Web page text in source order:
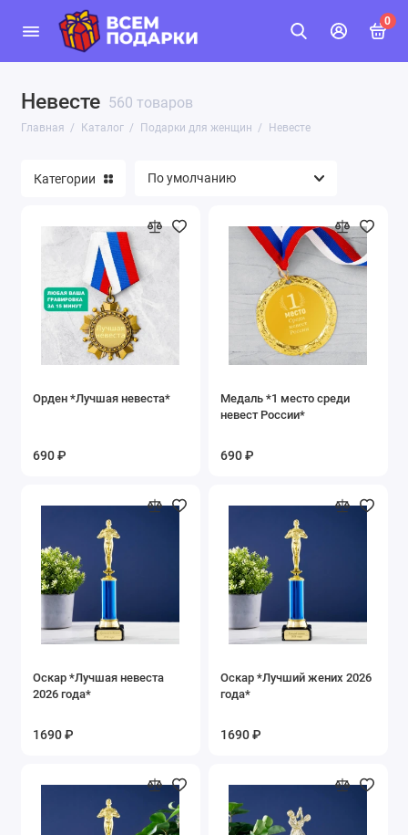
0
Невесте 560 товаров
Главная Каталог Подарки для женщин Невесте
Категории
Орден *Лучшая невеста*
690 ₽
Медаль *1 место среди
невест России*
690 ₽
Оскар *Лучшая невеста
2026 года*
1690 ₽
Оскар *Лучший жених 2026
года*
1690 ₽